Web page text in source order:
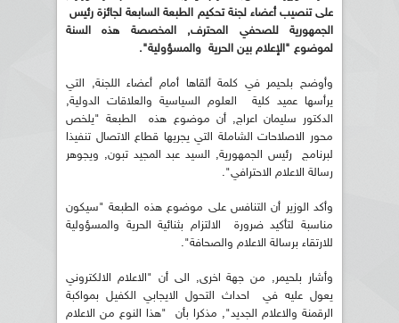
على تنصيب أعضاء لجنة تحكيم الطبعة السابعة لجائزة رئيس
الجمهورية للصحفي المحترف, المخصصة هذه السنة
لموضوع "الإعلام بين الحرية والمسؤولية".
وأوضح بلحيمر في كلمة ألقاها أمام أعضاء اللجنة, التي
يرأسها عميد كلية العلوم السياسية والعلاقات الدولية,
الدكتور سليمان اعراج, أن موضوع هذه الطبعة "يلخص
محور الاصلاحات الشاملة التي يجريها قطاع الاتصال تنفيذا
لبرنامج رئيس الجمهورية, السيد عبد المجيد تبون, ويجوهر
رسالة الاعلام الاحترافي".
وأكد الوزير أن التنافس على موضوع هذه الطبعة "سيكون
مناسبة لتأكيد ضرورة الالتزام بثنائية الحرية والمسؤولية
للارتقاء برسالة الاعلام والصحافة".
وأشار بلحيمر, من جهة اخرى, الى أن "الاعلام الالكتروني
يعول عليه في احداث التحول الايجابي الكفيل بمواكبة
الرقمنة والاعلام الجديد", مذكرا بأن "هذا النوع من الاعلام